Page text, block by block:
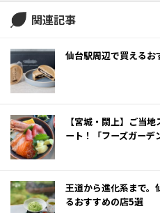
関連記事
仙台駅周辺で買える
【宮城・閖上】ご当
ート！「フーズガーデ
王道から進化系まで。
るおすすめの店5選